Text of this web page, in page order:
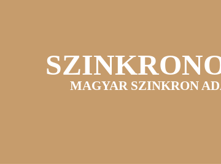
MAGYAR SZINKRON